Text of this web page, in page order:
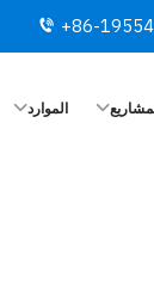
+86-
الموارد